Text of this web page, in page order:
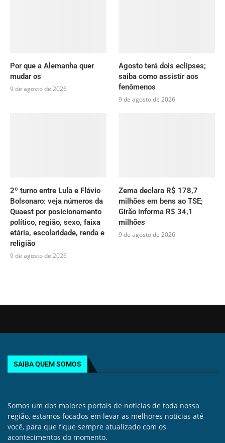
Por que a Alemanha quer
mudar os
9 de agosto de 2026
Agosto terá dois eclipses;
saiba como assistir aos
fenômenos
9 de agosto de 2026
2º turno entre Lula e Flávio
Bolsonaro: veja números da
Quaest por posicionamento
político, região, sexo, faixa
etária, escolaridade, renda e
religião
9 de agosto de 2026
Zema declara R$ 178,7
milhões em bens ao TSE;
Girão informa R$ 34,1
milhões
9 de agosto de 2026
SAIBA QUEM SOMOS
Somos um dos maiores portais de noticias de toda nossa
região, estamos focados em levar as melhores noticias até
você, para que fique sempre atualizado com os
acontecimentos do momento.